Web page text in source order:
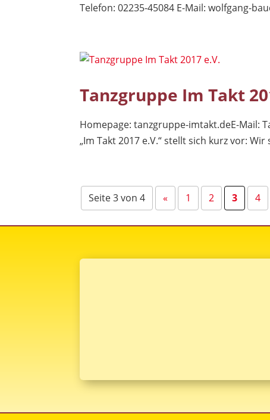
Telefon: 02235-45084 E-Mail:wolfgang-
Tanzgruppe Im Takt
Homepage: tanzgruppe-imtakt.deE-Mail:
„Im Takt 2017 e.V.“ stellt sich kurz vor:
Seite 3 von 4 « 1 2 3 4